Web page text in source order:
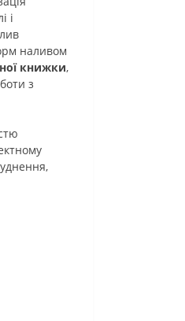
і
наливом
книжки,
з